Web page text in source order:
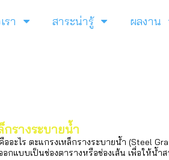
รา สาระน่ารู้ ผลงาน
รางระบายน้ำ
ออะไร ตะแกรงเหล็กรางระบายน้ำ (Steel
กแบบเป็นช่องตารางหรือช่องเส้น เพื่อให้น้ำ